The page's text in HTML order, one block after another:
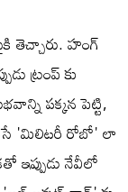
తెచ్చారు. హంగ్
ట్రంప్ కు
పక్కన పెట్టి,
చేసే 'మిలిటరీ రోబో' లా
ఇప్పుడు నేవీలో